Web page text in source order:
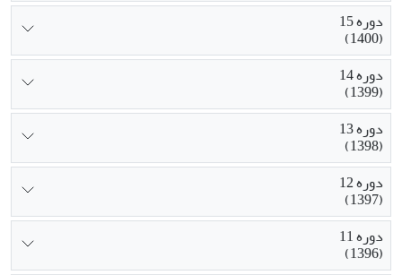
دوره 15
(1400)
دوره 14
(1399)
دوره 13
(1398)
دوره 12
(1397)
دوره 11
(1396)